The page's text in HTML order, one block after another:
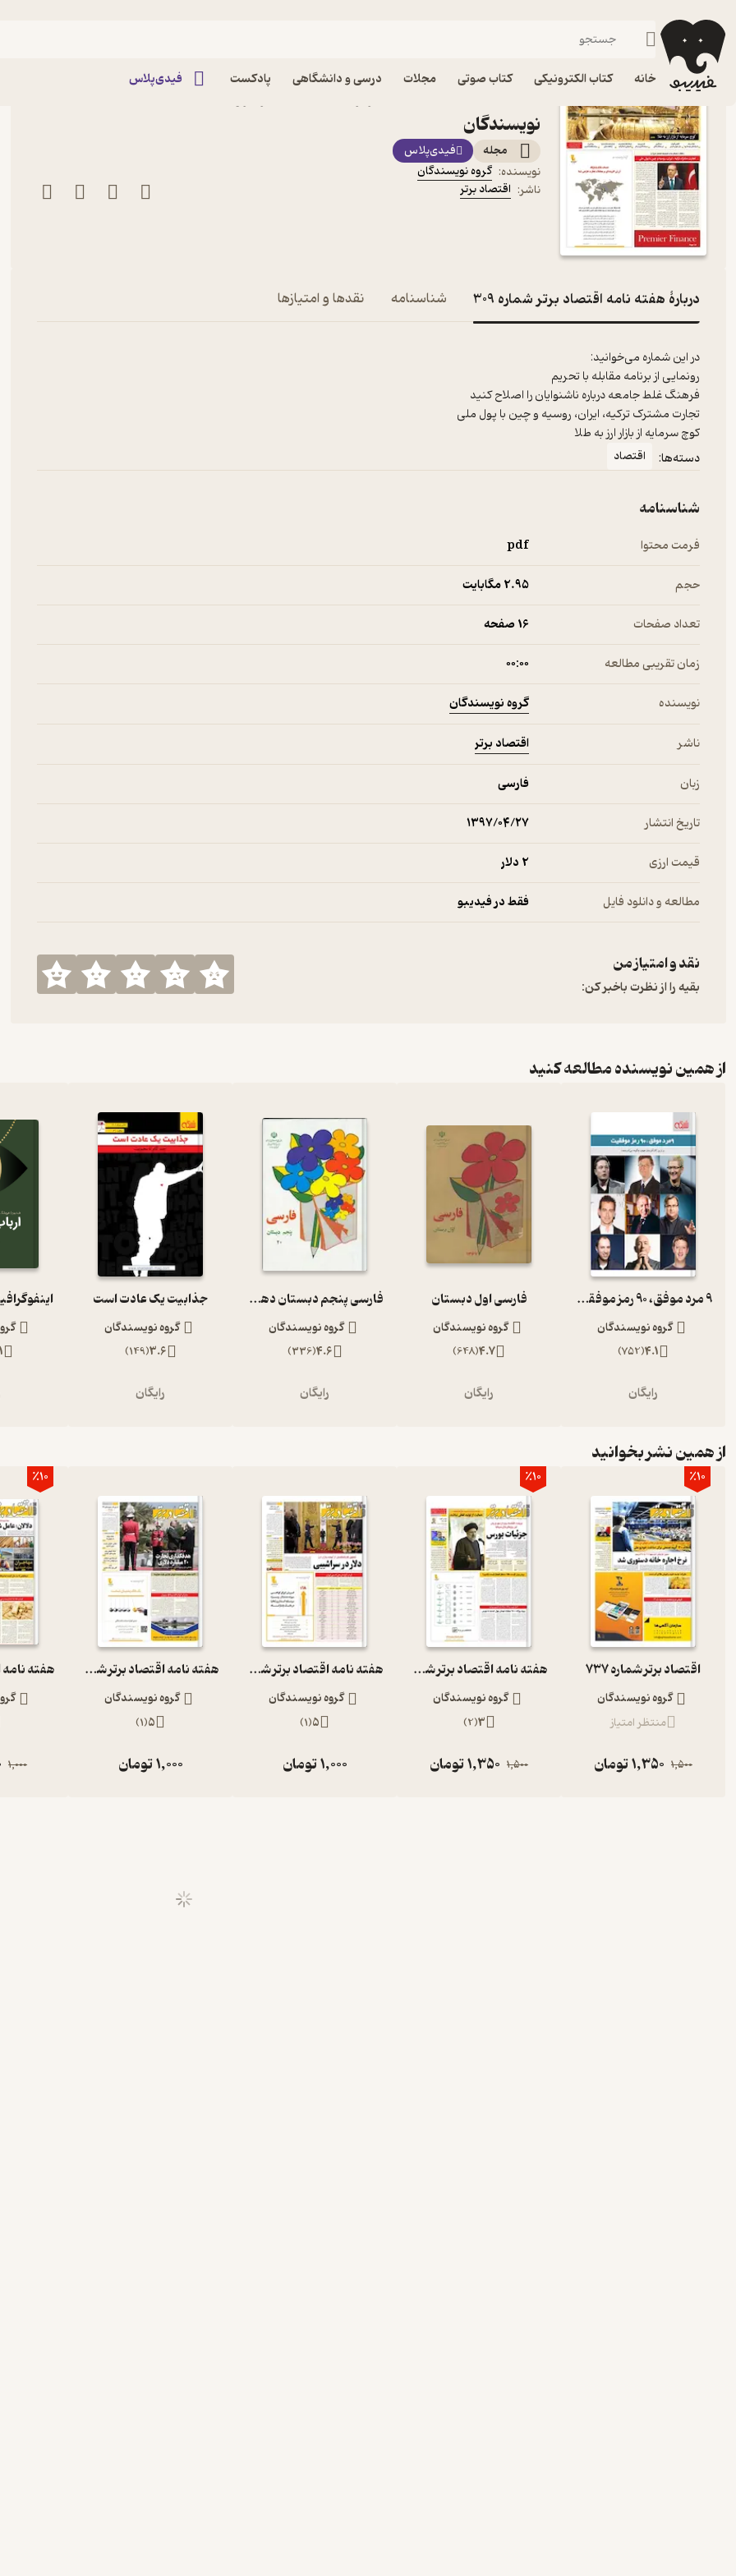
خانه کتاب الکترونیکی کتاب صوتی مجلات درسی و دانشگاهی پادکست فیدی‌پلاس
فیدیبو مجله و نشریه
نویسندگان
مجله
فیدی‌پلاس
نویسنده: گروه نویسندگان
ناشر: اقتصاد برتر
دربارۀ هفته نامه اقتصاد برتر شماره 309 شناسنامه نقدها و امتیازها
کوچ سرمایه از بازار ارز به طلا
دسته‌ها: اقتصاد
شناسنامه
فرمت محتوا pdf
حجم 2.۹۵ مگابایت
تعداد صفحات 16 صفحه
زمان تقریبی مطالعه ۰۰:۰۰
نویسنده گروه نویسندگان
ناشر اقتصاد برتر
زبان فارسی
تاریخ انتشار ۱۳۹۷/۰۴/۲۷
قیمت ارزی 2 دلار
مطالعه و دانلود فایل فقط در فیدیبو
نقد و امتیاز من
بقیه را از نظرت باخبر کن:
از همین نویسنده مطالعه کنید
9 مرد موفق، 90 رمز موفقیت
گروه نویسندگان
4.1
(
752
)
رایگان
فارسی اول دبستان
گروه نویسندگان
4.7
(
648
)
رایگان
فارسی پنجم دبستان دهه 60
گروه نویسندگان
4.6
(
336
)
رایگان
جذابیت یک عادت است
گروه نویسندگان
3.6
(
149
)
رایگان
از همین نشر بخوانید
٪10
اقتصاد برتر شماره 737
گروه نویسندگان
منتظر امتیاز
1,500
1,350تومان
٪10
هفته نامه اقتصاد برتر شماره 704
گروه نویسندگان
3
(
2
)
1,500
1,350تومان
هفته نامه اقتصاد برتر شماره 490
گروه نویسندگان
5
(
1
)
1,000تومان
هفته نامه اقتصاد برتر شماره 442
گروه نویسندگان
5
(
1
)
1,000تومان
٪10
1,000